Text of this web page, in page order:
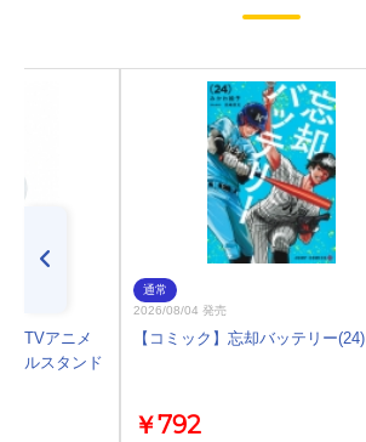
】TVアニメ
リルスタンド
通常
2026/08/04 発売
【コミック】忘却バッテリー(24)
￥792